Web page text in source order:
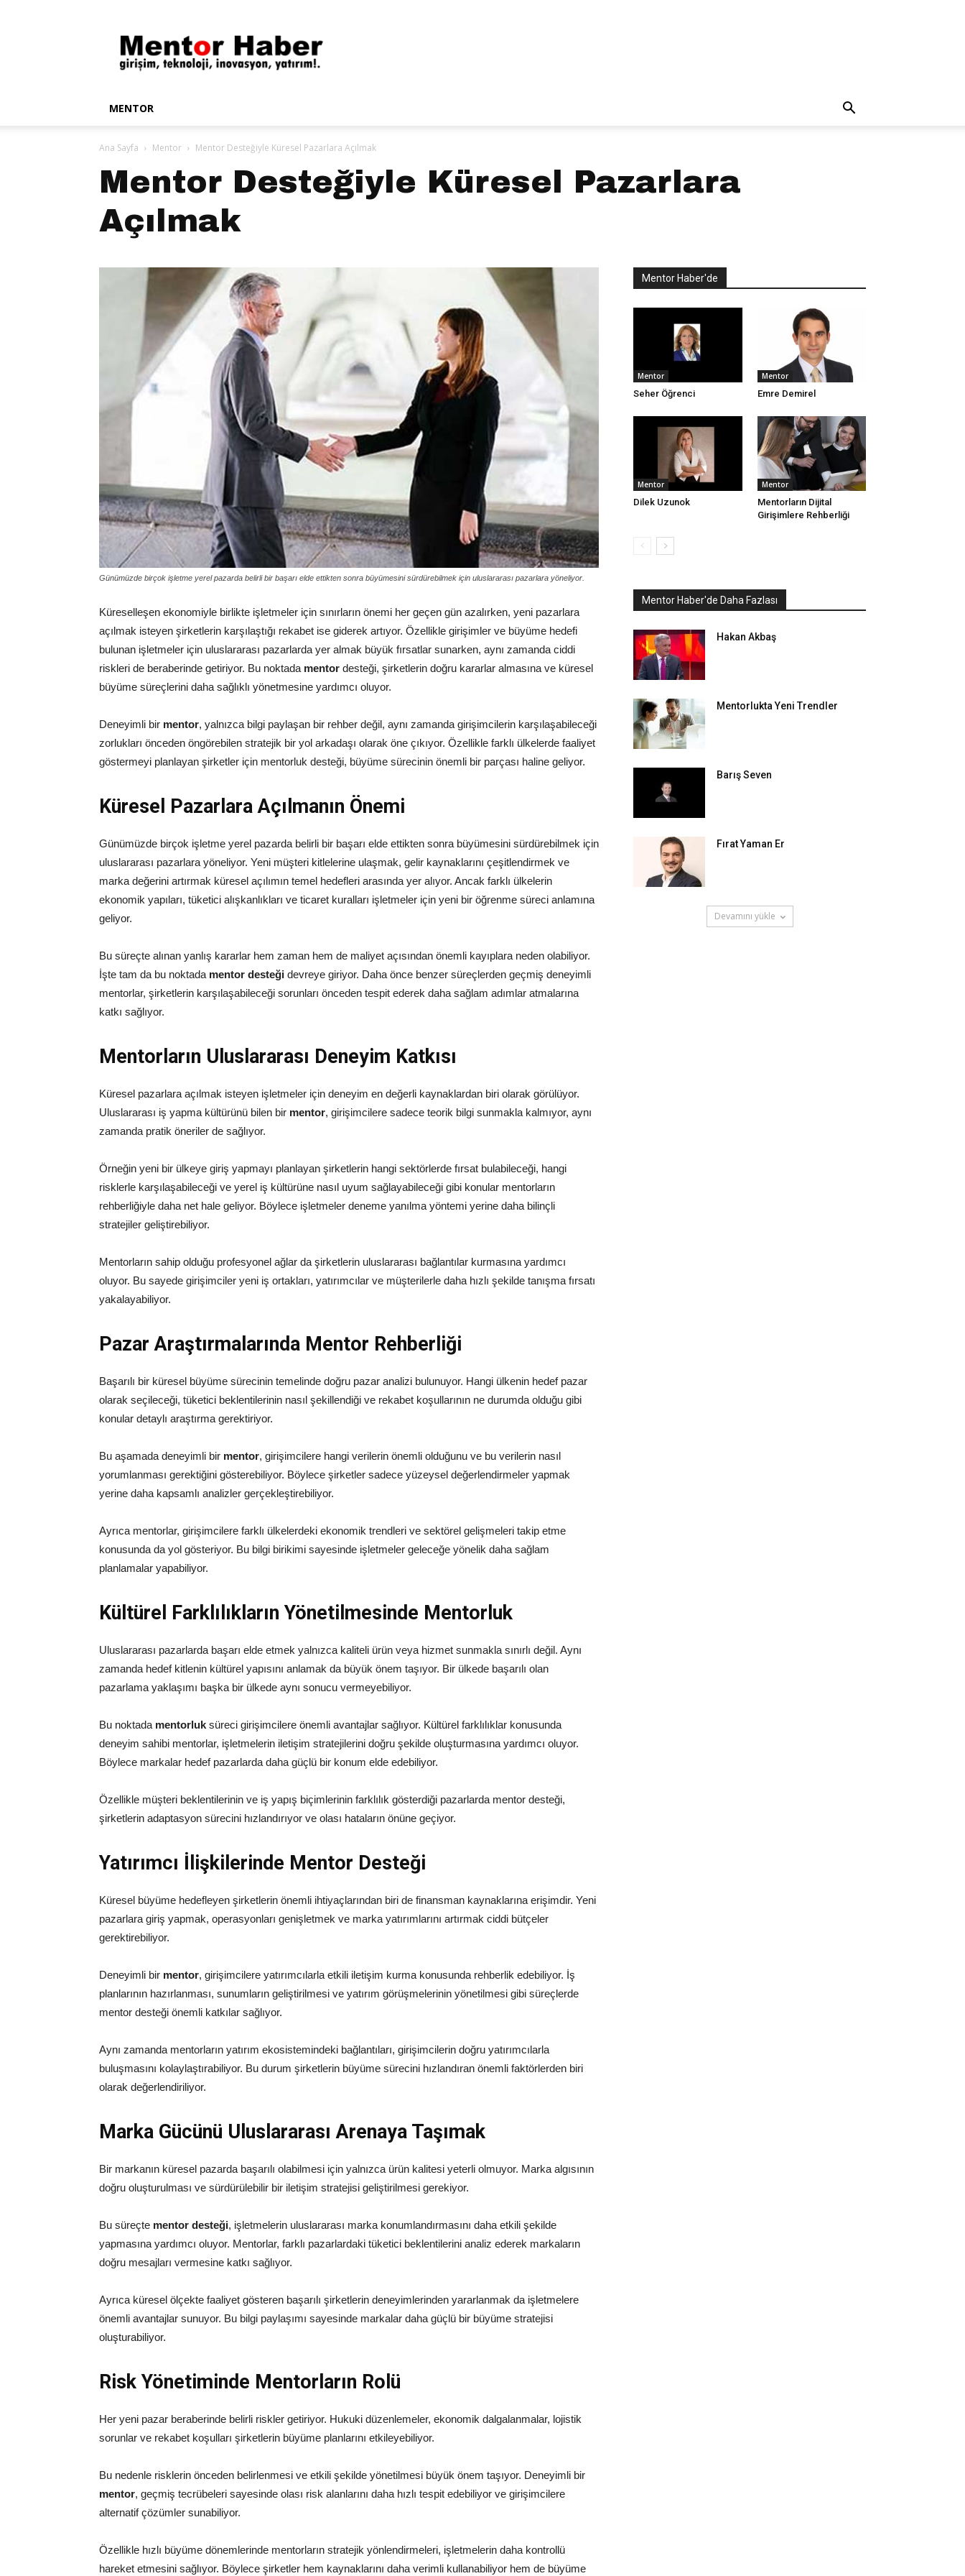
Haber
MENTOR
Ana Sayfa Mentor Mentor Desteğiyle Küresel Pazarlara Açılmak
Mentor Desteğiyle Küresel Pazarlara
Açılmak
Günümüzde birçok işletme yerel pazarda belirli bir başarı elde ettikten sonra büyümesini sürdürebilmek için uluslararası pazarlara yöneliyor.
Küreselleşen ekonomiyle birlikte işletmeler için sınırların önemi her geçen gün azalırken, yeni pazarlara
açılmak isteyen şirketlerin karşılaştığı rekabet ise giderek artıyor. Özellikle girişimler ve büyüme hedefi
bulunan işletmeler için uluslararası pazarlarda yer almak büyük fırsatlar sunarken, aynı zamanda ciddi
riskleri de beraberinde getiriyor. Bu noktada mentor desteği, şirketlerin doğru kararlar almasına ve küresel
büyüme süreçlerini daha sağlıklı yönetmesine yardımcı oluyor.
Deneyimli bir mentor, yalnızca bilgi paylaşan bir rehber değil, aynı zamanda girişimcilerin karşılaşabileceği
zorlukları önceden öngörebilen stratejik bir yol arkadaşı olarak öne çıkıyor. Özellikle farklı ülkelerde faaliyet
göstermeyi planlayan şirketler için mentorluk desteği, büyüme sürecinin önemli bir parçası haline geliyor.
Küresel Pazarlara Açılmanın Önemi
Günümüzde birçok işletme yerel pazarda belirli bir başarı elde ettikten sonra büyümesini sürdürebilmek için
uluslararası pazarlara yöneliyor. Yeni müşteri kitlelerine ulaşmak, gelir kaynaklarını çeşitlendirmek ve
marka değerini artırmak küresel açılımın temel hedefleri arasında yer alıyor. Ancak farklı ülkelerin
ekonomik yapıları, tüketici alışkanlıkları ve ticaret kuralları işletmeler için yeni bir öğrenme süreci anlamına
geliyor.
Bu süreçte alınan yanlış kararlar hem zaman hem de maliyet açısından önemli kayıplara neden olabiliyor.
İşte tam da bu noktada mentor desteği devreye giriyor. Daha önce benzer süreçlerden geçmiş deneyimli
mentorlar, şirketlerin karşılaşabileceği sorunları önceden tespit ederek daha sağlam adımlar atmalarına
katkı sağlıyor.
Mentorların Uluslararası Deneyim Katkısı
Küresel pazarlara açılmak isteyen işletmeler için deneyim en değerli kaynaklardan biri olarak görülüyor.
Uluslararası iş yapma kültürünü bilen bir mentor, girişimcilere sadece teorik bilgi sunmakla kalmıyor, aynı
zamanda pratik öneriler de sağlıyor.
Örneğin yeni bir ülkeye giriş yapmayı planlayan şirketlerin hangi sektörlerde fırsat bulabileceği, hangi
risklerle karşılaşabileceği ve yerel iş kültürüne nasıl uyum sağlayabileceği gibi konular mentorların
rehberliğiyle daha net hale geliyor. Böylece işletmeler deneme yanılma yöntemi yerine daha bilinçli
stratejiler geliştirebiliyor.
Mentorların sahip olduğu profesyonel ağlar da şirketlerin uluslararası bağlantılar kurmasına yardımcı
oluyor. Bu sayede girişimciler yeni iş ortakları, yatırımcılar ve müşterilerle daha hızlı şekilde tanışma fırsatı
yakalayabiliyor.
Pazar Araştırmalarında Mentor Rehberliği
Başarılı bir küresel büyüme sürecinin temelinde doğru pazar analizi bulunuyor. Hangi ülkenin hedef pazar
olarak seçileceği, tüketici beklentilerinin nasıl şekillendiği ve rekabet koşullarının ne durumda olduğu gibi
konular detaylı araştırma gerektiriyor.
Bu aşamada deneyimli bir mentor, girişimcilere hangi verilerin önemli olduğunu ve bu verilerin nasıl
yorumlanması gerektiğini gösterebiliyor. Böylece şirketler sadece yüzeysel değerlendirmeler yapmak
yerine daha kapsamlı analizler gerçekleştirebiliyor.
Ayrıca mentorlar, girişimcilere farklı ülkelerdeki ekonomik trendleri ve sektörel gelişmeleri takip etme
konusunda da yol gösteriyor. Bu bilgi birikimi sayesinde işletmeler geleceğe yönelik daha sağlam
planlamalar yapabiliyor.
Kültürel Farklılıkların Yönetilmesinde Mentorluk
Uluslararası pazarlarda başarı elde etmek yalnızca kaliteli ürün veya hizmet sunmakla sınırlı değil. Aynı
zamanda hedef kitlenin kültürel yapısını anlamak da büyük önem taşıyor. Bir ülkede başarılı olan
pazarlama yaklaşımı başka bir ülkede aynı sonucu vermeyebiliyor.
Bu noktada mentorluk süreci girişimcilere önemli avantajlar sağlıyor. Kültürel farklılıklar konusunda
deneyim sahibi mentorlar, işletmelerin iletişim stratejilerini doğru şekilde oluşturmasına yardımcı oluyor.
Böylece markalar hedef pazarlarda daha güçlü bir konum elde edebiliyor.
Özellikle müşteri beklentilerinin ve iş yapış biçimlerinin farklılık gösterdiği pazarlarda mentor desteği,
şirketlerin adaptasyon sürecini hızlandırıyor ve olası hataların önüne geçiyor.
Yatırımcı İlişkilerinde Mentor Desteği
Küresel büyüme hedefleyen şirketlerin önemli ihtiyaçlarından biri de finansman kaynaklarına erişimdir. Yeni
pazarlara giriş yapmak, operasyonları genişletmek ve marka yatırımlarını artırmak ciddi bütçeler
gerektirebiliyor.
Deneyimli bir mentor, girişimcilere yatırımcılarla etkili iletişim kurma konusunda rehberlik edebiliyor. İş
planlarının hazırlanması, sunumların geliştirilmesi ve yatırım görüşmelerinin yönetilmesi gibi süreçlerde
mentor desteği önemli katkılar sağlıyor.
Aynı zamanda mentorların yatırım ekosistemindeki bağlantıları, girişimcilerin doğru yatırımcılarla
buluşmasını kolaylaştırabiliyor. Bu durum şirketlerin büyüme sürecini hızlandıran önemli faktörlerden biri
olarak değerlendiriliyor.
Marka Gücünü Uluslararası Arenaya Taşımak
Bir markanın küresel pazarda başarılı olabilmesi için yalnızca ürün kalitesi yeterli olmuyor. Marka algısının
doğru oluşturulması ve sürdürülebilir bir iletişim stratejisi geliştirilmesi gerekiyor.
Bu süreçte mentor desteği, işletmelerin uluslararası marka konumlandırmasını daha etkili şekilde
yapmasına yardımcı oluyor. Mentorlar, farklı pazarlardaki tüketici beklentilerini analiz ederek markaların
doğru mesajları vermesine katkı sağlıyor.
Ayrıca küresel ölçekte faaliyet gösteren başarılı şirketlerin deneyimlerinden yararlanmak da işletmelere
önemli avantajlar sunuyor. Bu bilgi paylaşımı sayesinde markalar daha güçlü bir büyüme stratejisi
oluşturabiliyor.
Risk Yönetiminde Mentorların Rolü
Her yeni pazar beraberinde belirli riskler getiriyor. Hukuki düzenlemeler, ekonomik dalgalanmalar, lojistik
sorunlar ve rekabet koşulları şirketlerin büyüme planlarını etkileyebiliyor.
Bu nedenle risklerin önceden belirlenmesi ve etkili şekilde yönetilmesi büyük önem taşıyor. Deneyimli bir
mentor, geçmiş tecrübeleri sayesinde olası risk alanlarını daha hızlı tespit edebiliyor ve girişimcilere
alternatif çözümler sunabiliyor.
Özellikle hızlı büyüme dönemlerinde mentorların stratejik yönlendirmeleri, işletmelerin daha kontrollü
hareket etmesini sağlıyor. Böylece şirketler hem kaynaklarını daha verimli kullanabiliyor hem de büyüme
Mentor Haber'de
Mentor
Seher Öğrenci
Mentor
Emre Demirel
Mentor
Dilek Uzunok
Mentor
Mentorların Dijital
Girişimlere Rehberliği
Mentor Haber'de Daha Fazlası
Hakan Akbaş
Mentorlukta Yeni Trendler
Barış Seven
Fırat Yaman Er
Devamını yükle